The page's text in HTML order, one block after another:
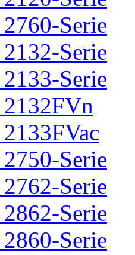
Serie
Serie
Serie
Serie
Serie
Serie
Serie